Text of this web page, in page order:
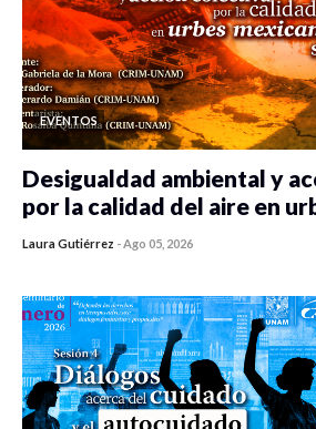
EVENTOS
Desigualdad ambiental y
por la calidad del aire en
Laura Gutiérrez -Ago 05, 2026